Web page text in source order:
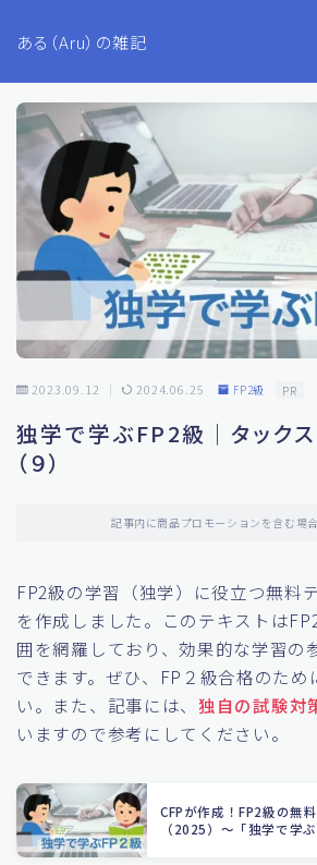
ある（Aru）の雑記
MENU
Aruのブログ
プライバシーポリシー
お問い合わせ
生活・ファイナンス
ETC
投資
2023.09.12 2024.06.25 FP2級 PR
独学で学ぶFP2級｜タック
（９）
記事内に商品プロモーションを含む場
FP2級の学習（独学）に役立つ無料
を作成しました。このテキストは
囲を網羅しており、効果的な学習の
できます。ぜひ、FP２級合格のため
い。また、記事には、 独自の試験対
いますので参考にしてください。
CFPが作成！FP2級の無
（2025）〜「独学で学